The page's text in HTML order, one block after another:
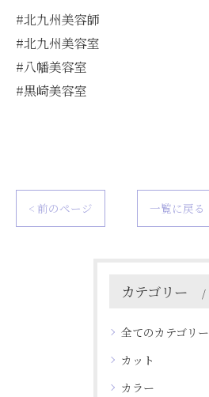
#北九州美容師
#北九州美容室
#八幡美容室
#黒崎美容室
< 前のページ 一覧に戻る
カテゴリー
全てのカテゴリー
カット
カラー